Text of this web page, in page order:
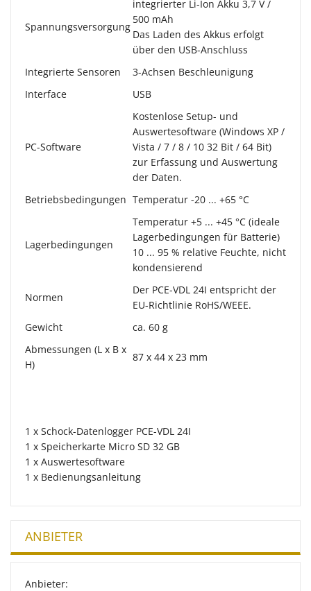
Spannungsversorgung
integrierter Li-Ion Akku 3,7 V /
500 mAh
Das Laden des Akkus erfolgt
über den USB-Anschluss
Integrierte Sensoren
3-Achsen Beschleunigung
Interface
USB
PC-Software
Kostenlose Setup- und
Auswertesoftware (Windows XP /
Vista / 7 / 8 / 10 32 Bit / 64 Bit)
zur Erfassung und Auswertung
der Daten.
Betriebsbedingungen Temperatur -20 ... +65 °C
Lagerbedingungen
Temperatur +5 ... +45 °C (ideale
Lagerbedingungen für Batterie)
10 ... 95 % relative Feuchte, nicht
kondensierend
Normen
Der PCE-VDL 24I entspricht der
EU-Richtlinie RoHS/WEEE.
Gewicht
ca. 60 g
Abmessungen (L x B x
H)
87 x 44 x 23 mm
1 x Schock-Datenlogger PCE-VDL 24I
1 x Speicherkarte Micro SD 32 GB
1 x Auswertesoftware
1 x Bedienungsanleitung
ANBIETER
Anbieter: